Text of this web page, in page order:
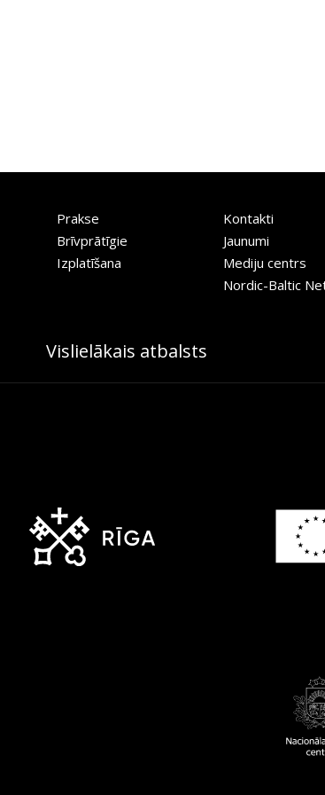
Prakse
Brīvprātīgie
Izplatīšana
Kontakti
Jaunumi
Mediju centrs
Nordic-Baltic
Vislielākais atbalsts